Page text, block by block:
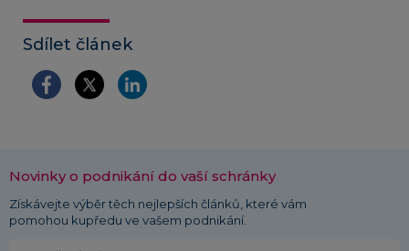
Sdílet článek
Novinky o podnikání do vaší schránky
Získávejte výběr těch nejlepších článků, které vám
pomohou kupředu ve vašem podnikání.